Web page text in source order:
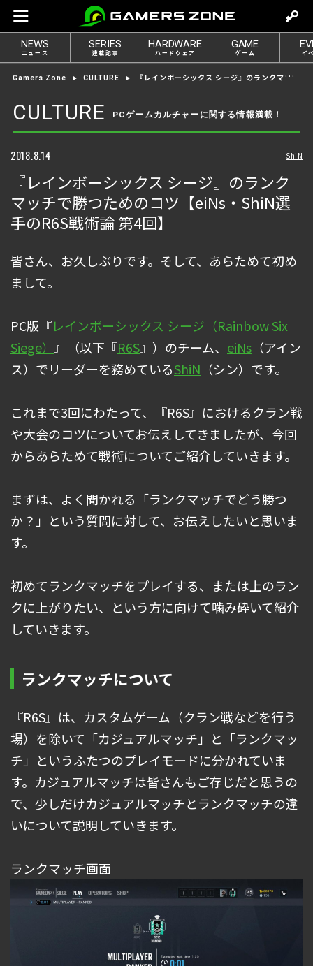
e
t
l
o
n
NEWS
ニュース
SERIES
連載記事
HARDWARE
ハードウェア
GAME
ゲーム イ
Gamers Zone CULTURE 『レインボーシックス シージ』のランクマッチで勝つためのコツ【eiNs・ShiN選手のR6S戦術論 第4回】
CULTURE PCゲームカルチャーに関する情報満載！
2018.8.14 ShiN
『レインボーシックス シージ』のランク
マッチで勝つためのコツ【eiNs・ShiN選
手のR6S戦術論 第4回】
皆さん、お久しぶりです。そして、あらためて初め
まして。
PC版『レインボーシックス シージ（Rainbow Six
Siege） 』（以下『R6S』）のチーム、 eiNs （アイン
ス）でリーダーを務めているShiN （シン）です。
これまで3回にわたって、『R6S』におけるクラン戦
や大会のコツについてお伝えしてきましたが、今回
からあらためて戦術についてご紹介していきます。
まずは、よく聞かれる「ランクマッチでどう勝つ
か？」という質問に対して、お伝えしたいと思いま
す。
初めてランクマッチをプレイする、または上のラン
クに上がりたい、という方に向けて噛み砕いて紹介
していきます。
ランクマッチについて
『R6S』は、カスタムゲーム（クラン戦などを行う
場）を除いて「カジュアルマッチ」と「ランクマッ
チ」というふたつのプレイモードに分かれていま
す。カジュアルマッチは皆さんもご存じだと思うの
で、少しだけカジュアルマッチとランクマッチの違
いについて説明していきます。
ランクマッチ画面